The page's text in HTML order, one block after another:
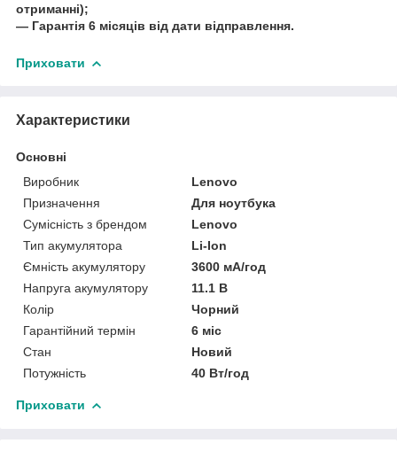
отриманні);
― Гарантія 6 місяців від дати відправлення.
Приховати
Характеристики
Основні
Виробник
Lenovo
Призначення
Для ноутбука
Сумісність з брендом
Lenovo
Тип акумулятора
Li-Ion
Ємність акумулятору
3600 мА/год
Напруга акумулятору
11.1 В
Колір
Чорний
Гарантійний термін
6 міс
Стан
Новий
Потужність
40 Вт/год
Приховати